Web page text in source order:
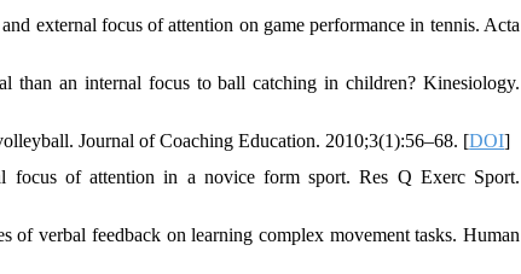
external focus of attention on game performance in tennis. Acta
than an internal focus to ball catching in children? Kinesiology.
Journal of Coaching Education. 2010;3(1):56–68. [DOI]
of attention in a novice form sport. Res Q Exerc Sport.
verbal feedback on learning complex movement tasks. Human